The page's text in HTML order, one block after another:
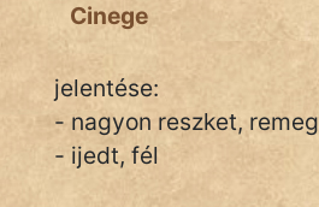
Szóláscsoportok
Szólások
Tréfás
Cinege
jelentése:
- nagyon reszket, remeg
- ijedt, fél